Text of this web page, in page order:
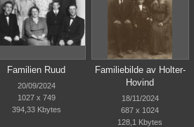
Familien Ruud
20/09/2024
1027 x 749
394,33 Kbytes
Familiebilde av Holter-
Hovind
18/11/2024
687 x 1024
128,1 Kbytes